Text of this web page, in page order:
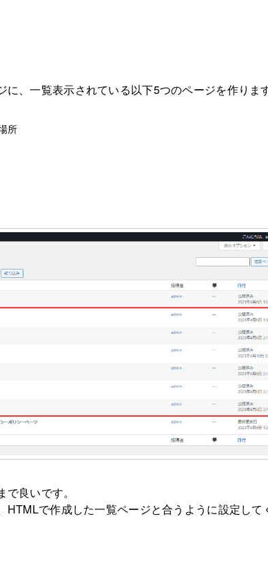
に、一覧表示されている以下5つのページを作りま
所
良いです。
HTMLで作成した一覧ページと合うように設定して